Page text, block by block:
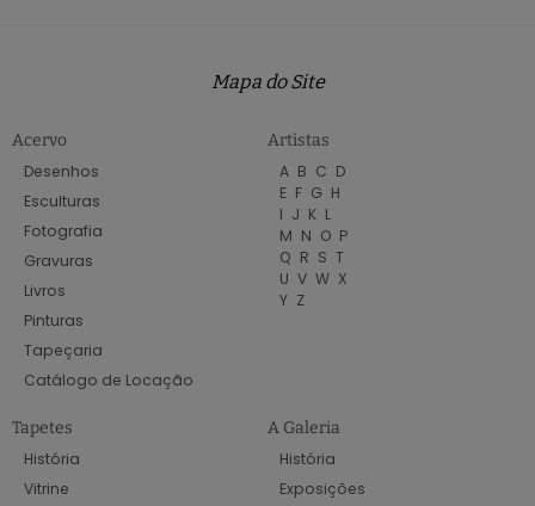
Mapa do Site
Acervo
Desenhos
Esculturas
Fotografia
Gravuras
Livros
Pinturas
Tapeçaria
Catálogo de Locação
Artistas
A B C D
E F G H
I J K L
M N O P
Q R S T
U V W X
Y Z
Tapetes
História
Vitrine
A Galeria
História
Exposições